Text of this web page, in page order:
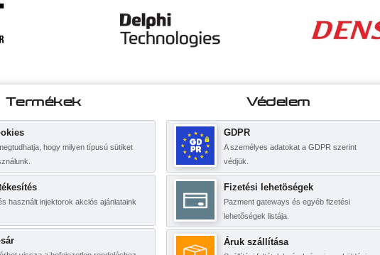
Termékek
hogy milyen típusú sütiket
használt injektorok akciós ajánlataink
Védelem
GDPR
A személyes adatokat a GDPR szerint
védjük.
Fizetési lehetöségek
Pazment gateways és egyéb fizetési
lehetőségek listája.
Áruk szállítása